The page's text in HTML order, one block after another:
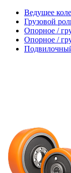
Ведущее
Грузовой
Опорное /
Опорное /